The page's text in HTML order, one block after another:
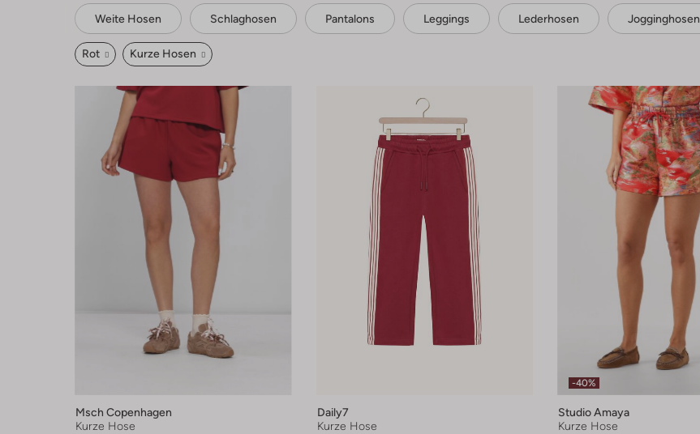
Weite Hosen Schlaghosen Pantalons Leggings Lederhosen Jogginghosen
Rot Kurze Hosen
Msch Copenhagen
Kurze Hose
Daily7
Kurze Hose
-40%
Studio Amaya
Kurze Hose